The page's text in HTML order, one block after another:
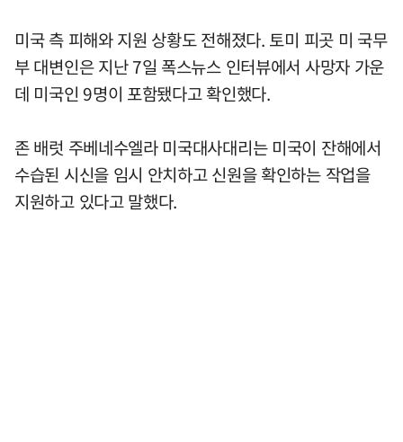
미국 측 피해와 지원 상황도 전해졌다. 토미 피곳 미 국무
부 대변인은 지난 7일 폭스뉴스 인터뷰에서 사망자 가운
데 미국인 9명이 포함됐다고 확인했다.
존 배럿 주베네수엘라 미국대사대리는 미국이 잔해에서
수습된 시신을 임시 안치하고 신원을 확인하는 작업을
지원하고 있다고 말했다.